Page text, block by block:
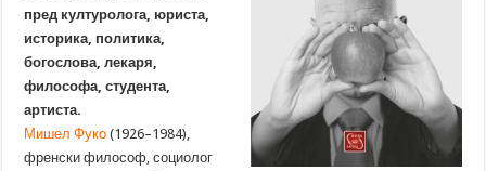
пред културолога, юриста,
историка, политика,
богослова, лекаря,
философа, студента,
артиста.
Мишел Фуко (1926–1984),
френски философ, социолог